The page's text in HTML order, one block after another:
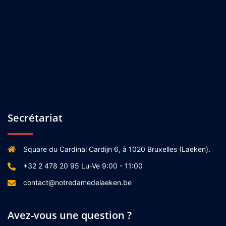
Secrétariat
Square du Cardinal Cardijn 6, à 1020 Bruxelles (Laeken).
+32 2 478 20 95 Lu-Ve 9:00 - 11:00
contact@notredamedelaeken.be
Avez-vous une question ?